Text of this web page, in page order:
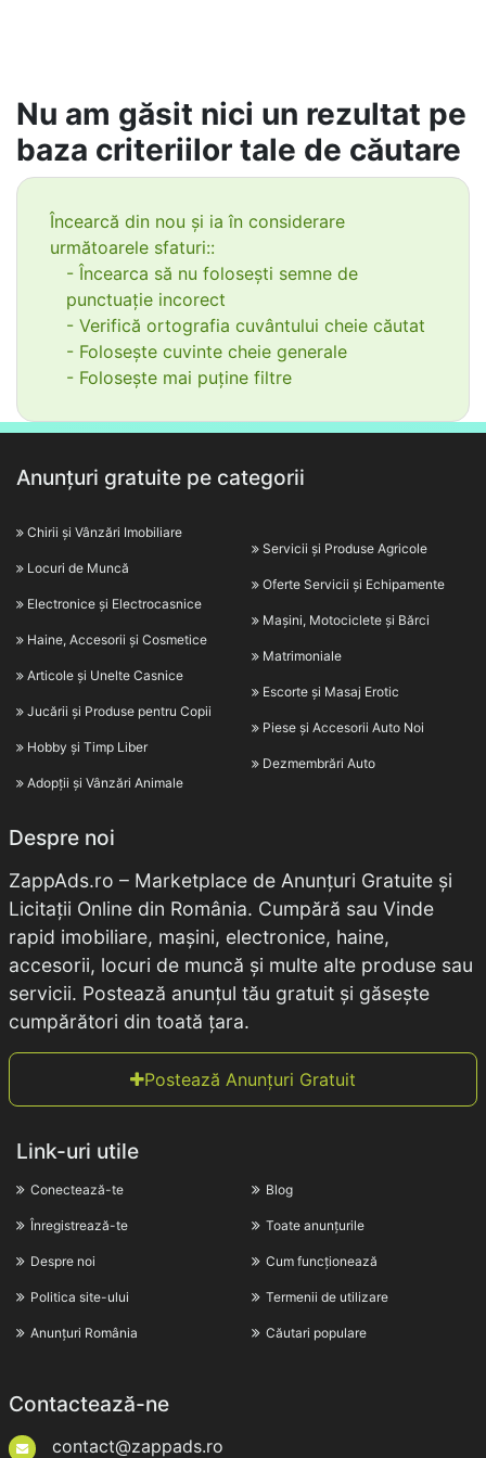
Nu am găsit nici un rezultat pe
baza criteriilor tale de căutare
Încearcă din nou și ia în considerare
următoarele sfaturi::
- Încearca să nu folosești semne de
punctuație incorect
- Verifică ortografia cuvântului cheie căutat
- Folosește cuvinte cheie generale
- Folosește mai puține filtre
Anunțuri gratuite pe categorii
Chirii și Vânzări Imobiliare
Locuri de Muncă
Electronice și Electrocasnice
Haine, Accesorii și Cosmetice
Articole și Unelte Casnice
Jucării și Produse pentru Copii
Hobby și Timp Liber
Adopții și Vânzări Animale
Servicii și Produse Agricole
Oferte Servicii și Echipamente
Mașini, Motociclete și Bărci
Matrimoniale
Escorte și Masaj Erotic
Piese și Accesorii Auto Noi
Dezmembrări Auto
Despre noi
ZappAds.ro – Marketplace de Anunțuri Gratuite și
Licitații Online din România. Cumpără sau Vinde
rapid imobiliare, mașini, electronice, haine,
accesorii, locuri de muncă și multe alte produse sau
servicii. Postează anunțul tău gratuit și găsește
cumpărători din toată țara.
Postează Anunțuri Gratuit
Link-uri utile
Conectează-te
Înregistrează-te
Despre noi
Politica site-ului
Anunțuri România
Blog
Toate anunțurile
Cum funcționează
Termenii de utilizare
Căutari populare
Contactează-ne
contact@zappads.ro